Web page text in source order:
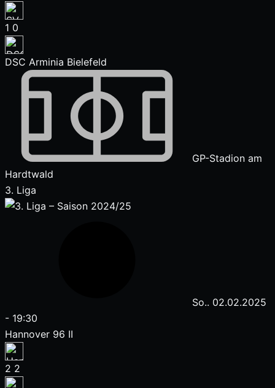
1 0
DSC Arminia Bielefeld
GP-Stadion am
Hardtwald
3. Liga
So.. 02.02.2025
- 19:30
Hannover 96 II
2 2